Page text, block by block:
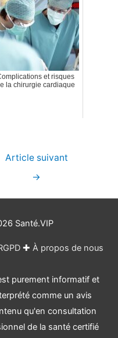
et risques
la chirurgie cardiaque
Article suivant
→
Santé.VIP
✚ À propos de nous
purement informatif et
comme un avis
qu'en consultation
de la santé certifié